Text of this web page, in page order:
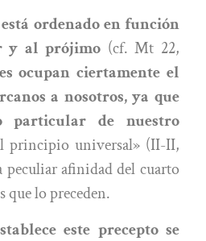
ordenado en función
y al prójimo (cf. Mt 22,
ocupan ciertamente el
a nosotros, ya que
particular de nuestro
principio universal» (II-II,
peculiar afinidad del cuarto
lo preceden.
este precepto se